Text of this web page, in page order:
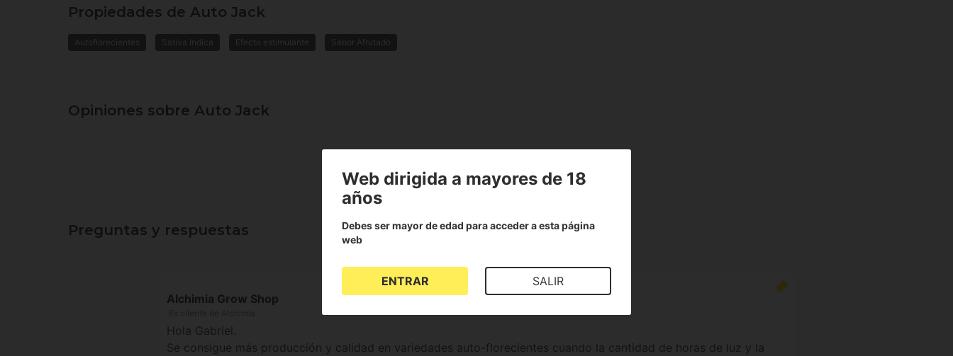
Propiedades de Auto Jack
Autoflorecientes Sativa Indica Efecto estimulante Sabor Afrutado
Opiniones sobre Auto Jack
No existen valoraciones para este producto
Preguntas y respuestas
Alchimia Grow Shop
Hola Gabriel.
Se consigue más producción y calidad en variedades auto-florecientes cuando la cantidad de horas de luz y la
Web dirigida a mayores de 18
años
Debes ser mayor de edad para acceder a esta página
web
ENTRAR SALIR